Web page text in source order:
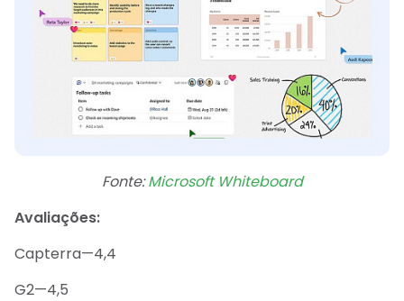
Fonte: Microsoft Whiteboard
Avaliações:
Capterra—4,4
G2—4,5